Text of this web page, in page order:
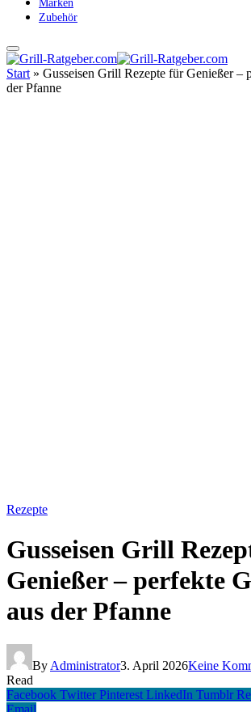
Marken
Zubehör
Start » Gusseisen Grill Rezepte für Genießer –
der Pfanne
Rezepte
Gusseisen Grill
Genießer – perfekte
aus der Pfanne
By Administrator3. April 2026Keine
Read
Facebook Twitter Pinterest LinkedIn Tumblr
Email